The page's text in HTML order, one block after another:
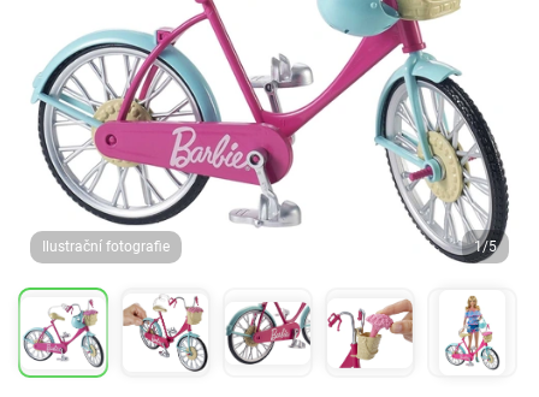
Ilustrační fotografie 1/5